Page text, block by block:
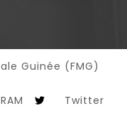
Guinée (FMG)
Twitter